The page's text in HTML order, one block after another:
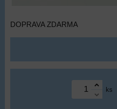
DOPRAVA ZDARMA
ks